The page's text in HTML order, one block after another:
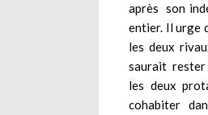
après son
entier. Il urge
les deux
saurait rester
les deux
cohabiter